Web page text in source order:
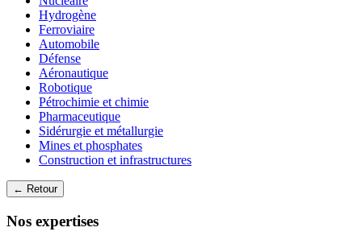
Hydrogène
Ferroviaire
Automobile
Défense
Aéronautique
Robotique
Pétrochimie et chimie
Pharmaceutique
Sidérurgie et métallurgie
Mines et phosphates
Construction et infrastructures
← Retour
Nos expertises